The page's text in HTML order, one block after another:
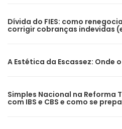
Dívida do FIES: como
corrigir cobranças indevidas
A Estética da Escassez: Onde
Simples Nacional na Reforma
com IBS e CBS e como se